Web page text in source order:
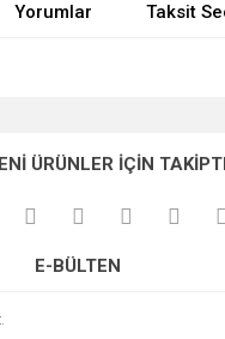
Yorumlar Taksit
Yorum Yaz
teşekkür ederiz.
eksik bilgiler bulunuyor.
ÜRÜNLER İÇİN
E-BÜLTEN